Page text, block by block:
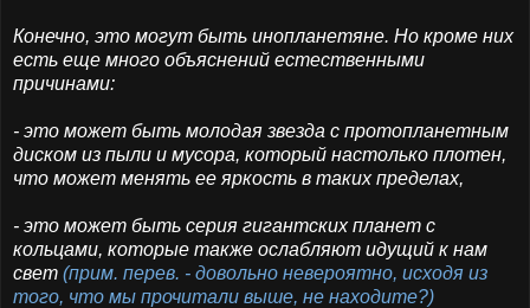
Конечно, это могут быть инопланетяне. Но кроме них
есть еще много объяснений естественными
причинами:
- это может быть молодая звезда с протопланетным
диском из пыли и мусора, который настолько плотен,
что может менять ее яркость в таких пределах,
- это может быть серия гигантских планет с
кольцами, которые также ослабляют идущий к нам
свет (прим. перев. - довольно невероятно, исходя из
того, что мы прочитали выше, не находите?)